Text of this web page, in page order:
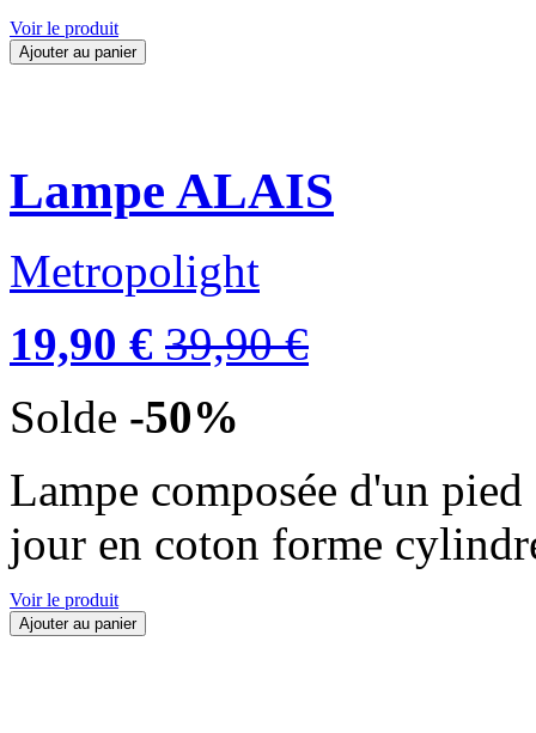
Voir le produit
Ajouter au panier
Lampe ALAIS
Metropolight
19,90 € 39,90 €
Solde -50%
Lampe composée d'un
jour en coton forme
Voir le produit
Ajouter au panier